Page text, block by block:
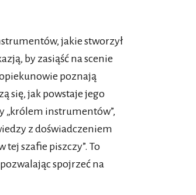
jakie stworzył
by zasiąść na scenie
poznają
się, jak powstaje jego
„królem instrumentów”,
z doświadczeniem
tej szafie piszczy”. To
spojrzeć na